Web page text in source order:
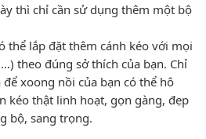
thì chỉ cần sử dụng thêm một bộ
thể lắp đặt thêm cánh kéo với mọi
theo đúng sở thích của bạn. Chỉ
xoong nồi của bạn có thể hô
kéo thật linh hoạt, gọn gàng, đẹp
bộ, sang trọng.